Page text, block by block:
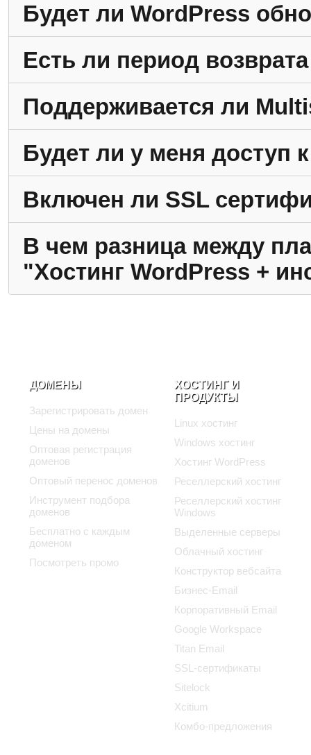
Будет ли WordPress
Есть ли период
Поддерживается ли
Будет ли у меня доступ
Включен ли SSL
В чем разница между
"Хостинг WordPress +
ДОМЕНЫ
Зарегистрировать домен
Цены на домены
Оптовая регистрация
доменов
Оптовый перенос доменов
Инструмент подбора
доменов
Бесплатно с каждым
доменом
Посмотреть промо
ХОСТИНГ И
ПРОДУКТЫ
Linux хостинг
Windows хостинг
Хостинг WordPress
Реселлерский хостинг
Реселлерский хостинг
Windows
Выделенные серверы
Облачный хостинг
Конструктор вебсайта
Бизнес-Email
Корпоративный Email
Google Workspace
Titan Email
SSL-сертификаты
Sitelock
Xcitium
Комбо-предложения